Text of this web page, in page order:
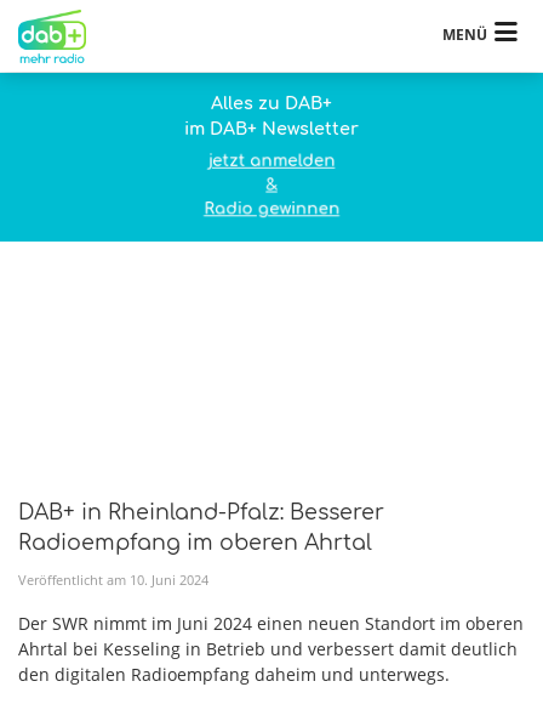
MENÜ
Alles zu DAB+
im DAB+ Newsletter
jetzt anmelden
&
Radio gewinnen
DAB+ in Rheinland-Pfalz: Besserer
Radioempfang im oberen Ahrtal
Veröffentlicht am 10. Juni 2024
Der SWR nimmt im Juni 2024 einen neuen Standort im oberen
Ahrtal bei Kesseling in Betrieb und verbessert damit deutlich
den digitalen Radioempfang daheim und unterwegs.